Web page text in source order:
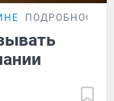
ПОДРОБНОСТИ